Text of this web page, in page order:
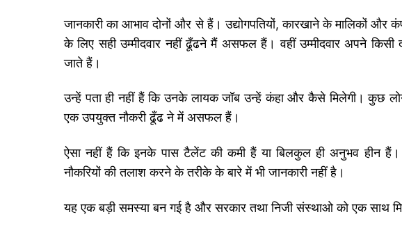
जानकारी का आभाव दोनों और से हैं। उद्योगपतियों, कारखाने के मालिकों और
के लिए सही उम्मीदवार नहीं ढूँढने मैं असफल हैं। वहीं उम्मीदवार अपने किसी
जाते हैं।
उन्हें पता ही नहीं हैं कि उनके लायक जॉब उन्हें कंहा और कैसे मिलेगी। कुछ
एक उपयुक्त नौकरी ढूँढ ने में असफल हैं।
ऐसा नहीं हैं कि इनके पास टैलेंट की कमी हैं या बिलकुल ही अनुभव हीन
नौकरियों की तलाश करने के तरीके के बारे में भी जानकारी नहीं है।
यह एक बड़ी समस्या बन गई है और सरकार तथा निजी संस्थाओ को एक साथ